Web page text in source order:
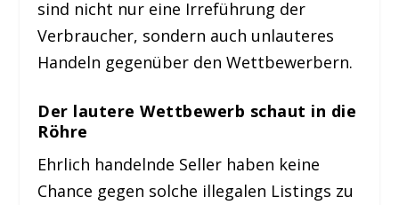
sind nicht nur eine Irreführung der
Verbraucher, sondern auch unlauteres
Handeln gegenüber den Wettbewerbern.
Der lautere Wettbewerb schaut in die
Röhre
Ehrlich handelnde Seller haben keine
Chance gegen solche illegalen Listings zu